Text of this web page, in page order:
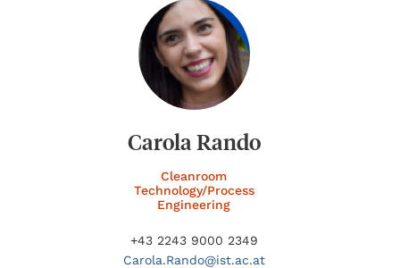
Carola Rando
Cleanroom
Technology/Process
Engineering
+43 2243 9000 2349
Carola.Rando@ist.ac.at